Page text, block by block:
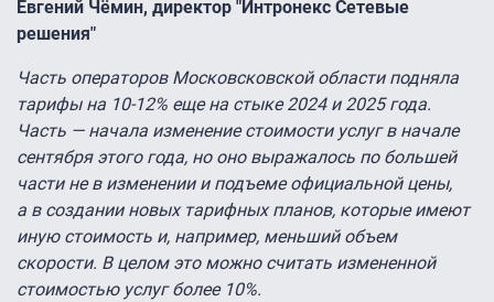
Евгений Чёмин, директор "Интронекс Сетевые
решения"
Часть операторов Московсковской области подняла
тарифы на 10-12% еще на стыке 2024 и 2025 года.
Часть — начала изменение стоимости услуг в начале
сентября этого года, но оно выражалось по большей
части не в изменении и подъеме официальной цены,
а в создании новых тарифных планов, которые имеют
иную стоимость и, например, меньший объем
скорости. В целом это можно считать измененной
стоимостью услуг более 10%.